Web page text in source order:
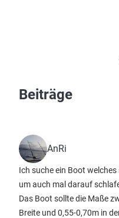
Beiträge
AnRi
Ich suche ein Boot
um auch mal darauf
Das Boot sollte die Maße
Breite und 0,55-0,70m in